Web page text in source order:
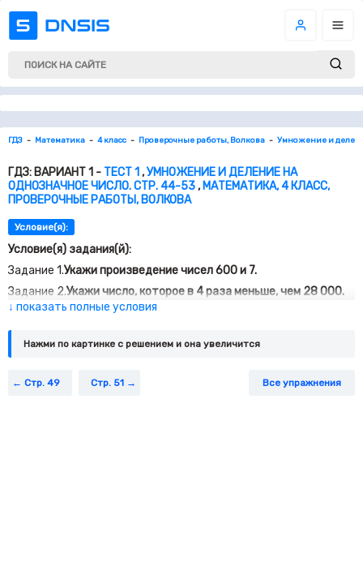
ГДЗ Математика 4 класс Проверочные работы, Волкова Умножение и
ГДЗ: ВАРИАНТ 1 - ТЕСТ 1,УМНОЖЕНИЕ И ДЕЛЕНИЕ НА
ОДНОЗНАЧНОЕ ЧИСЛО. СТР. 44-53, МАТЕМАТИКА, 4 КЛАСС,
ПРОВЕРОЧНЫЕ РАБОТЫ, ВОЛКОВА
Условие(я):
Условие(я) задания(й):
Задание 1.Укажи произведение чисел 600 и 7.
Задание 2.Укажи число, которое в 4 раза меньше, чем 28 000.
Задание 3. Какое число надо умножить на 8, чтобы получить 4
Задание 4.Укажи произведение, если первый множитель –
частное чисел 756 и 7, а второй – 0.
Задание 5.
Укажи правильно вычисленное произведение.
↓ показать полные условия
Нажми по картинке c решением и она увеличится
Стр. 49 Стр. 51 Все упражнения